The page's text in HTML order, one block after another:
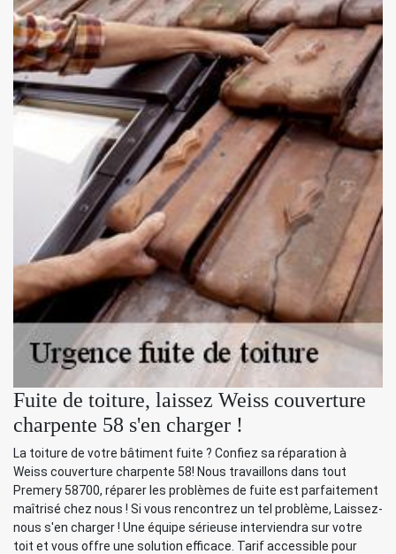
Fuite de toiture, laissez Weiss couverture
charpente 58 s'en charger !
La toiture de votre bâtiment fuite ? Confiez sa réparation à
Weiss couverture charpente 58! Nous travaillons dans tout
Premery 58700, réparer les problèmes de fuite est parfaitement
maîtrisé chez nous ! Si vous rencontrez un tel problème, Laissez-
nous s'en charger ! Une équipe sérieuse interviendra sur votre
toit et vous offre une solution efficace. Tarif accessible pour